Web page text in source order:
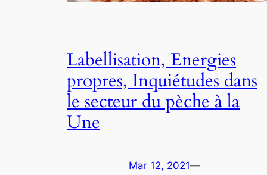
Labellisation, Energies
propres, Inquiétudes dans
le secteur du pèche à la
Une
Mar 12, 2021—